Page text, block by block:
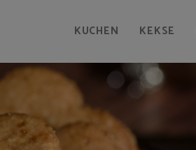
KUCHEN KEKSE